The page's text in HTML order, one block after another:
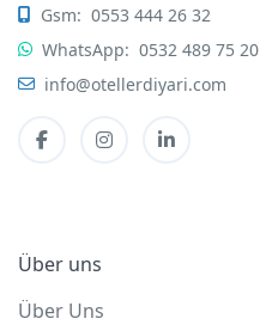
Gsm: 0553 444 26 32
WhatsApp: 0532 489 75 20
info@otellerdiyari.com
Über uns
Über Uns